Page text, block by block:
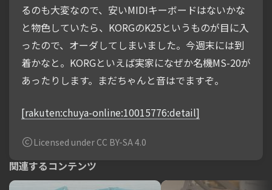
るのも大変なので、安いMIDIキーボードはないかな
と物色していたら、KORGのK25というものが目に入
ったので、オーダしてしまいました。今週末には到
着かなと。KORGといえば実家になぜか名機MS-20が
あったりします。まだちゃんと音はでますぞ。
[rakuten:chuya-online:10015776:detail]
Licensed under CC BY-SA 4.0
関連するコンテンツ